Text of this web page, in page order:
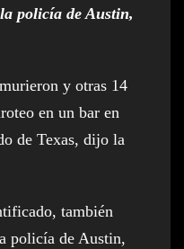
policía de Austin,
y otras 14
en un bar en
de Texas, dijo la
también
policía de Austin,